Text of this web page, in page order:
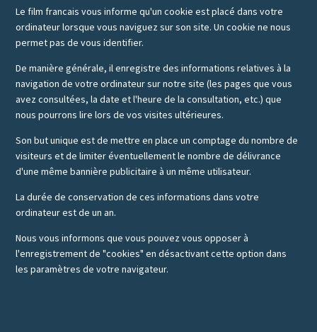
Le film francais vous informe qu'un cookie est placé dans votre
ordinateur lorsque vous naviguez sur son site. Un cookie ne nous
permet pas de vous identifier.
De manière générale, il enregistre des informations relatives à la
navigation de votre ordinateur sur notre site (les pages que vous
avez consultées, la date et l'heure de la consultation, etc.) que
nous pourrons lire lors de vos visites ultérieures.
Son but unique est de mettre en place un comptage du nombre de
visiteurs et de limiter éventuellement le nombre de délivrance
d'une même bannière publicitaire à un même utilisateur.
La durée de conservation de ces informations dans votre
ordinateur est de un an.
Nous vous informons que vous pouvez vous opposer à
l'enregistrement de "cookies" en désactivant cette option dans
les paramètres de votre navigateur.